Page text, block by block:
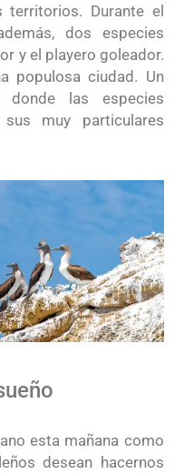
territorios. Durante el
dos especies
y el playero goleador.
populosa ciudad. Un
donde las especies
muy particulares
esta mañana como
desean hacernos